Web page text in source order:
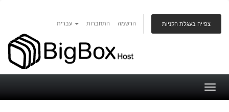
התחברות הרשמה צפייה בעגלת הקניות